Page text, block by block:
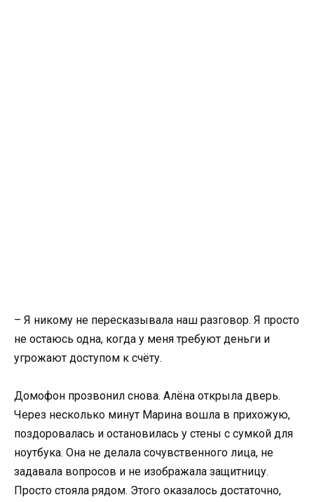
– Я никому не пересказывала наш разговор. Я просто
не остаюсь одна, когда у меня требуют деньги и
угрожают доступом к счёту.
Домофон прозвонил снова. Алёна открыла дверь.
Через несколько минут Марина вошла в прихожую,
поздоровалась и остановилась у стены с сумкой для
ноутбука. Она не делала сочувственного лица, не
задавала вопросов и не изображала защитницу.
Просто стояла рядом. Этого оказалось достаточно,